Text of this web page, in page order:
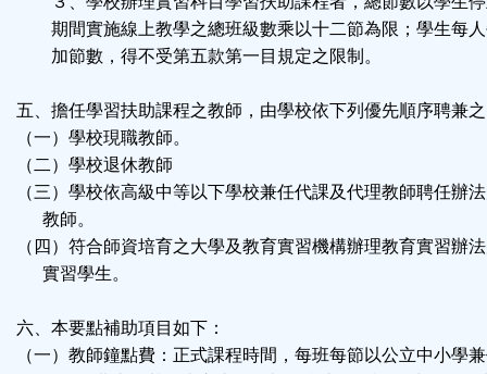
期間實施線上教學之總班級數乘以十二節為限；學生每
加節數，得不受第五款第一目規定之限制。
五、擔任學習扶助課程之教師，由學校依下列優先順序聘兼
（一）學校現職教師。
（二）學校退休教師
（三）學校依高級中等以下學校兼任代課及代理教師聘任辦
教師。
（四）符合師資培育之大學及教育實習機構辦理教育實習辦
實習學生。
六、本要點補助項目如下：
（一）教師鐘點費：正式課程時間，每班每節以公立中小學